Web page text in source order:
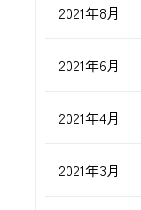
2021年8月
2021年6月
2021年4月
2021年3月